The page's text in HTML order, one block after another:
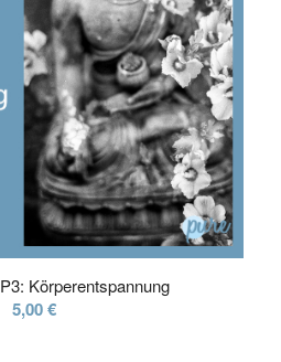
Körperentspannung
5,00€